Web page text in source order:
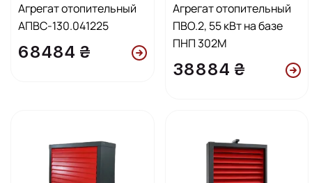
Агрегат отопительный
АПВС-130.041225
68484 ₴
Агрегат отопительный
ПВО.2, 55 кВт на базе
ПНП 302М
38884 ₴